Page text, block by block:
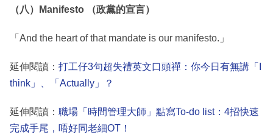
（八）Manifesto （政黨的宣言）
「And the heart of that mandate is our manifesto.」
延伸閱讀： 打工仔3句超失禮英文口頭禪：你今日有無講「I
think」、「Actually」？
延伸閱讀： 職場「時間管理大師」點寫To-do list：4招快速
完成手尾，唔好同老細OT！